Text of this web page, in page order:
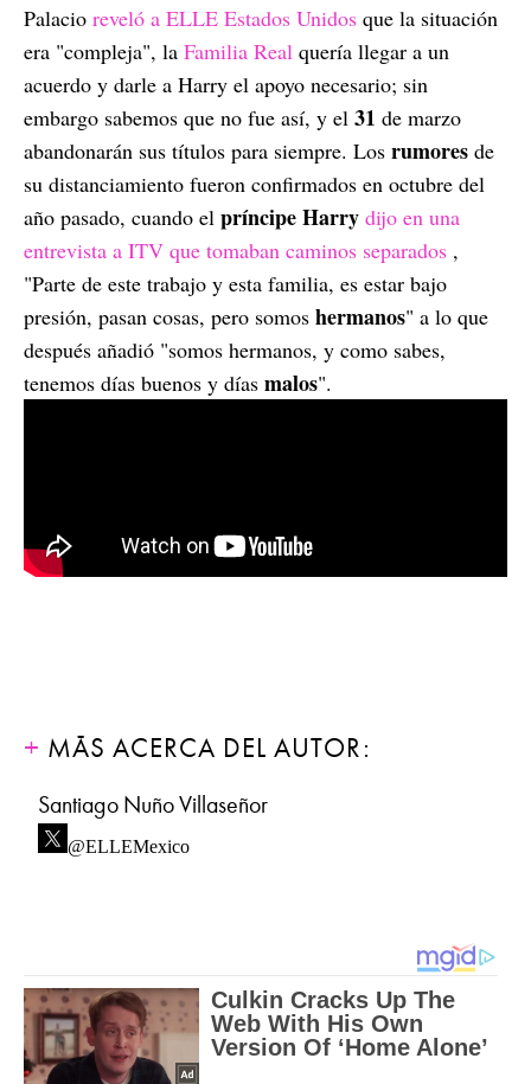
Palacio reveló a ELLE Estados Unidos que la situación
era "compleja", la Familia Real quería llegar a un
acuerdo y darle a Harry el apoyo necesario; sin
embargo sabemos que no fue así, y el 31 de marzo
abandonarán sus títulos para siempre. Los rumores de
su distanciamiento fueron confirmados en octubre del
año pasado, cuando el príncipeHarry dijo en una
entrevista a ITV que tomaban caminos separados ,
"Parte de este trabajo y esta familia, es estar bajo
presión, pasan cosas, pero somos hermanos" a lo que
después añadió "somos hermanos, y como sabes,
tenemos días buenos y días malos".
MÁS ACERCA DEL AUTOR:
Santiago Nuño Villaseñor
@ELLEMexico